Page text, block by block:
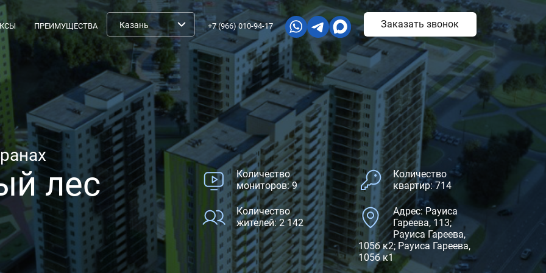
ПРЕИМУЩЕСТВА +7 (966) 010-94-17 Заказать звонок
лес
Количество
мониторов: 9
Количество
квартир: 714
Количество
жителей: 2 142
Адрес: Рауиса
Гареева, 113;
Рауиса Гареева,
105б к2; Рауиса Гареева,
105б к1